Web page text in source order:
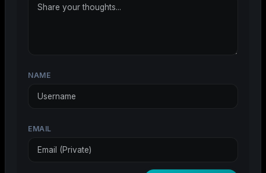
NAME
EMAIL